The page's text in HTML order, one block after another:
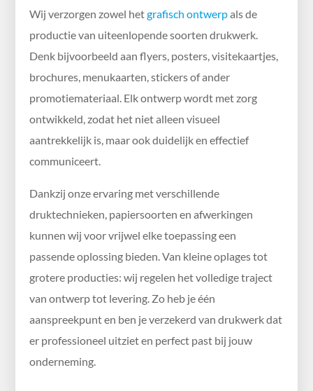
Wij verzorgen zowel hetgrafisch ontwerpals de
productie van uiteenlopende soorten drukwerk.
Denk bijvoorbeeld aan flyers, posters, visitekaartjes,
brochures, menukaarten, stickers of ander
promotiemateriaal. Elk ontwerp wordt met zorg
ontwikkeld, zodat het niet alleen visueel
aantrekkelijk is, maar ook duidelijk en effectief
communiceert.
Dankzij onze ervaring met verschillende
druktechnieken, papiersoorten en afwerkingen
kunnen wij voor vrijwel elke toepassing een
passende oplossing bieden. Van kleine oplages tot
grotere producties: wij regelen het volledige traject
van ontwerp tot levering. Zo heb je één
aanspreekpunt en ben je verzekerd van drukwerk dat
er professioneel uitziet en perfect past bij jouw
onderneming.